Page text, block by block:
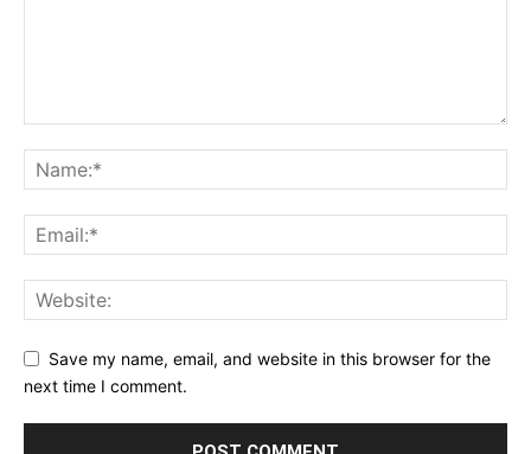
Save my name, email, and website in this browser for the
next time I comment.